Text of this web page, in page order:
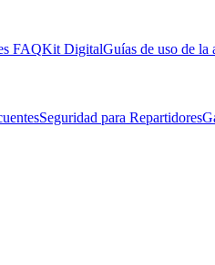
FAQKit DigitalGuías de uso de la
Seguridad para Repartidores